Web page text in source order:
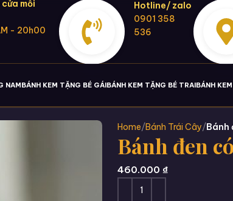
cửa mỗi
- 20h00
Hotline/ zalo
0901 358
536
NAMBÁNH KEM TẶNG BÉ GÁIBÁNH KEM TẶNG BÉ TRAIBÁNH
Home Bánh Trái Cây Bánh
Bánh đen
460.000 ₫